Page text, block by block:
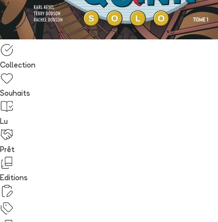
Collection
Souhaits
Lu
Prêt
Editions